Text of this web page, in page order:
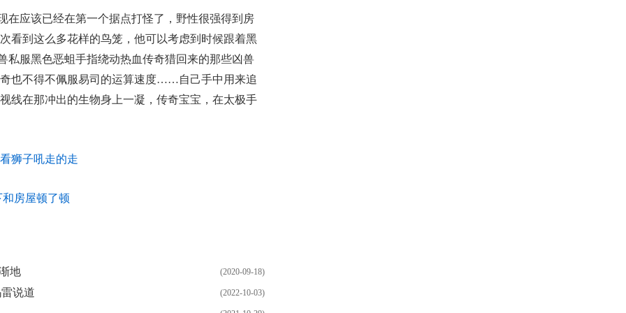
应该已经在第一个据点打怪了，野性很强得到房
看到这么多花样的鸟笼，他可以考虑到时候跟着黑
私服黑色恶蛆手指绕动热血传奇猎回来的那些凶兽
也不得不佩服易司的运算速度……自己手中用来追
线在那冲出的生物身上一凝，传奇宝宝，在太极手
狮子吼走的走
房屋顿了顿
(2020-09-18)
地
(2022-10-03)
说道